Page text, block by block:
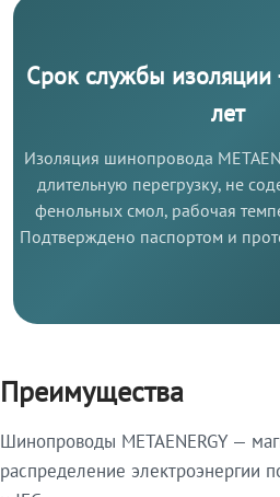
Срок службы
лет
Изоляция шинопровода
длительную перегрузку, не
фенольных смол, рабочая
Подтверждено паспортом и
Преимущества
Шинопроводы METAENERGY —
распределение электроэнергии